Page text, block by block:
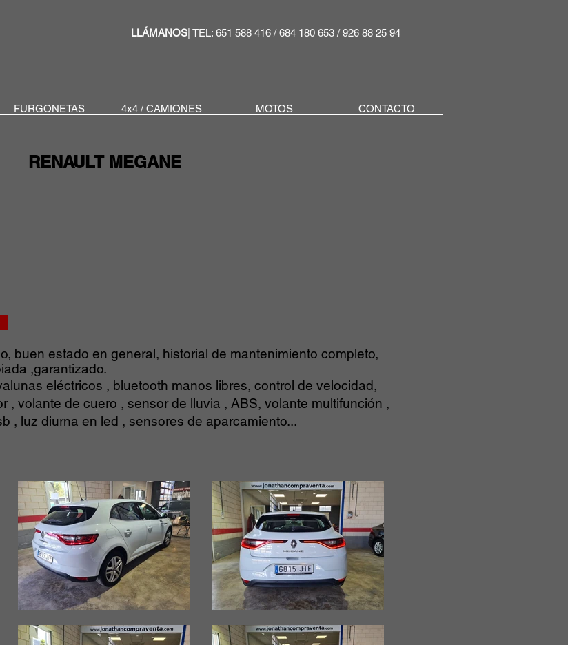
LLÁMANOS | TEL: 651 588 416 / 684 180 653 / 926 88 25 94
FURGONETAS 4x4 / CAMIONES MOTOS CONTACTO
RENAULT MEGANE
buen estado en general, historial de mantenimiento completo,
,garantizado.
eléctricos , bluetooth manos libres, control de velocidad,
, volante de cuero , sensor de lluvia , ABS, volante multifunción ,
, luz diurna en led , sensores de aparcamiento...